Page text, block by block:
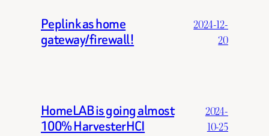
Peplink as home
gateway/firewall!
2024-12-
20
HomeLAB is going almost
100% HarvesterHCI
2024-
10-25